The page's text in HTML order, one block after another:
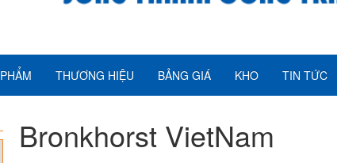
THƯƠNG HIỆU BẢNG GIÁ KHO TIN TỨC
Bronkhorst VietNam